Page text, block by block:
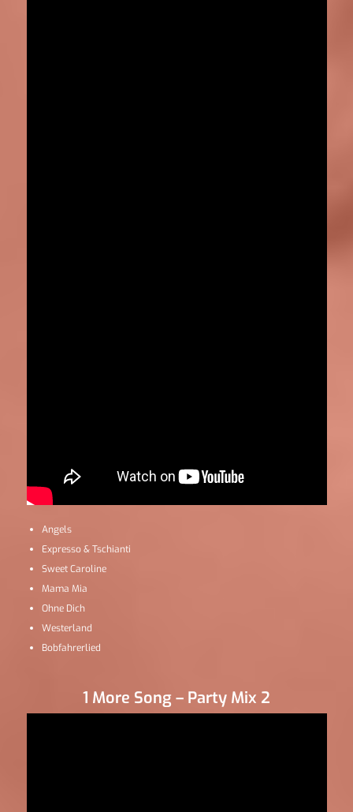
Angels
Expresso & Tschianti
Sweet Caroline
Mama Mia
Ohne Dich
Westerland
Bobfahrerlied
1 More Song – Party Mix 2